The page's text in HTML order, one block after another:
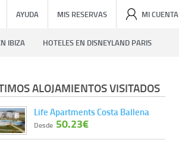
AYUDA MIS RESERVAS MI CUENTA
IBIZA HOTELES EN DISNEYLAND PARIS
ALOJAMIENTOS VISITADOS
Life Apartments Costa Ballena
Desde 50.23€